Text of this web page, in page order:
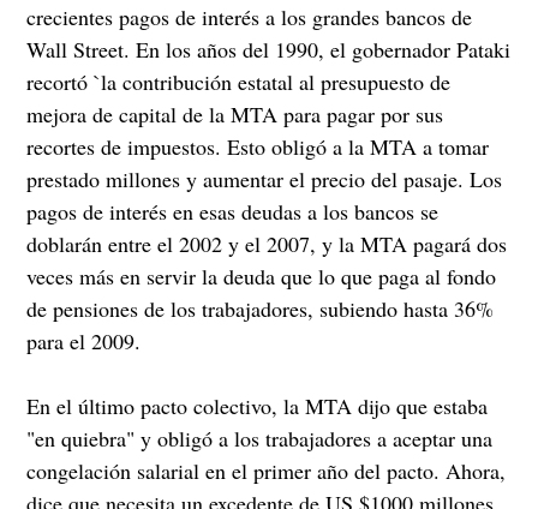
crecientes pagos de interés a los grandes bancos de
Wall Street. En los años del 1990, el gobernador Pataki
recortó `la contribución estatal al presupuesto de
mejora de capital de la MTA para pagar por sus
recortes de impuestos. Esto obligó a la MTA a tomar
prestado millones y aumentar el precio del pasaje. Los
pagos de interés en esas deudas a los bancos se
doblarán entre el 2002 y el 2007, y la MTA pagará dos
veces más en servir la deuda que lo que paga al fondo
de pensiones de los trabajadores, subiendo hasta 36%
para el 2009.
En el último pacto colectivo, la MTA dijo que estaba
"en quiebra" y obligó a los trabajadores a aceptar una
congelación salarial en el primer año del pacto. Ahora,
dice que necesita un excedente de US $1000 millones